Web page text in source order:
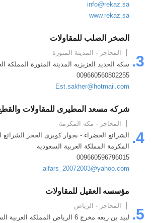
info@rekaz.sa
www.rekaz.sa
3.
الصخر الصلب للمقاولات
المحاجر - المدينة المنورة
سكة الحديد العزيزيه المدينة المنورة المملكة
009660560802255
Est.sakher@hotmail.com
4.
شركه مسعد المطيرى للمقاولات
المحاجر - مكه المكرمة
الشرائع الخضراء - بجوار كوبرى الحجز الشرائع
المكرمة المملكة العربية السعودية
009660596796015
alfars_20072003@yahoo.com
5.
مؤسسه العقيل للمقاولات
المحاجر - الرياض
لبيد بن ريعه مخرج 6 الرياض المملكة العربية السعودية